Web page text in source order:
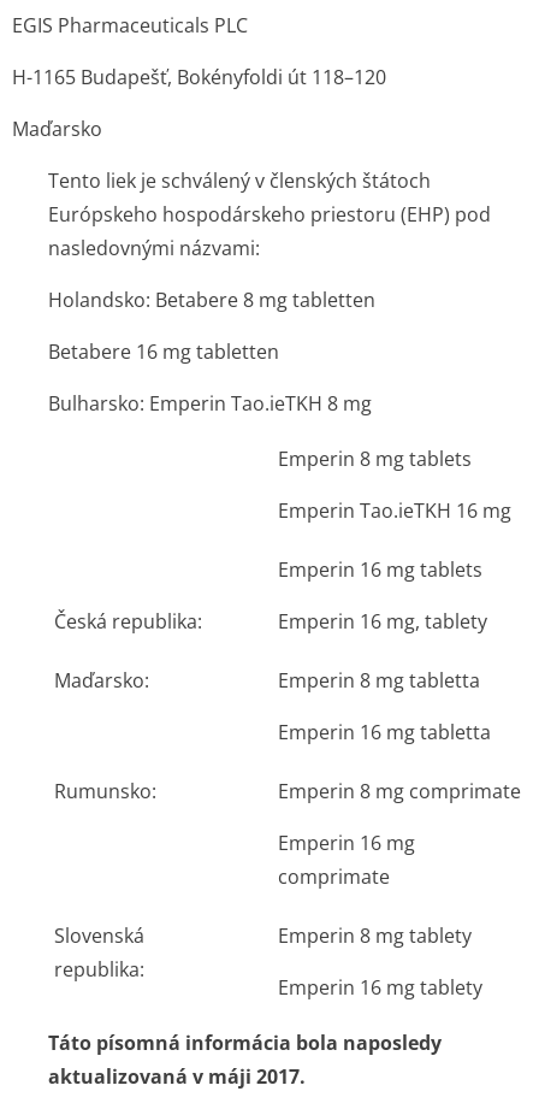
EGIS Pharmaceuticals PLC
H-1165 Budapešť, Bokényfoldi út 118–120
Maďarsko
Tento liek je schválený v členských štátoch
Európskeho hospodárskeho priestoru (EHP) pod
nasledovnými názvami:
Holandsko: Betabere 8 mg tabletten
Betabere 16 mg tabletten
Bulharsko: Emperin Tao.ieTKH 8 mg
Emperin 8 mg tablets
Emperin Tao.ieTKH 16 mg
Česká republika:
Emperin 16 mg tablets
Emperin 16 mg, tablety
Maďarsko:
Emperin 8 mg tabletta
Emperin 16 mg tabletta
Rumunsko:
Emperin 8 mg comprimate
Emperin 16 mg
comprimate
Slovenská
republika:
Emperin 8 mg tablety
Emperin 16 mg tablety
Táto písomná informácia bola naposledy
aktualizovaná v máji 2017.